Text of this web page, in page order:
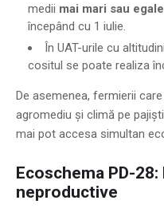
medii mai mari sau
începând cu 1 iulie.
În UAT-urile cu
cositul se poate realiza
De asemenea, fermierii
agromediu și climă pe
mai pot accesa simultan
Ecoschema PD-
neproductive